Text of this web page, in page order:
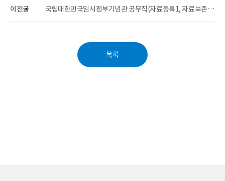
이전글 국립대한민국임시정부기념관 공무직(자료등록1, 자료보존1) 채용시험 면접합격자 공고
목록